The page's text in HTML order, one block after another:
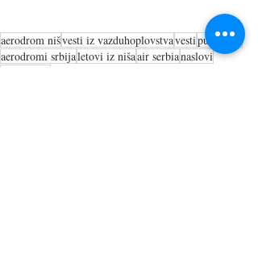
aerodrom nišvesti iz vazduhoplovstvavestiputovanja
aerodromi srbijaletovi iz nišaair serbianaslovi